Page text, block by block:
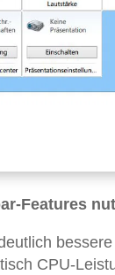
Features
CPU-